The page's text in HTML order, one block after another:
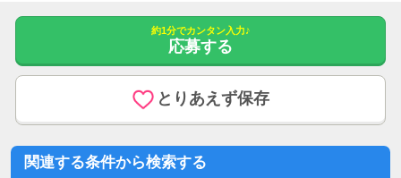
約1分でカンタン入力♪
応募する
とりあえず保存
関連する条件から検索する